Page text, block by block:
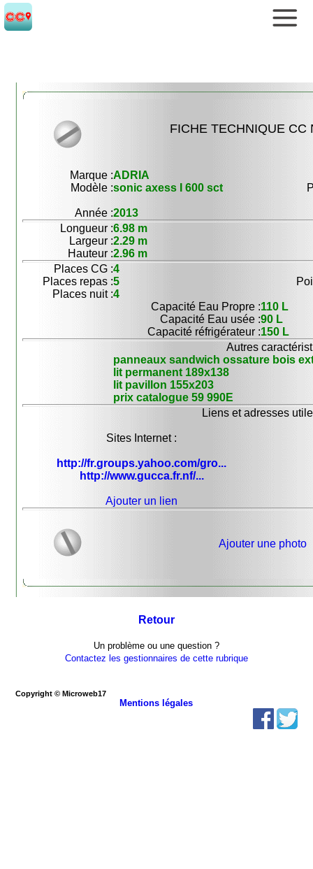
FICHE TECHNIQUE CC
Marque :ADRIA
Modèle :sonic axess I 600 sct
Année :2013
Longueur :6.98 m
Largeur :2.29 m
Hauteur :2.96 m
Places CG :4
Places repas :5
Places nuit :4
Capacité Eau Propre :110 L
Capacité Eau usée :90 L
Capacité réfrigérateur :150 L
Autres
panneaux sandwich ossature bois
lit permanent 189x138
lit pavillon 155x203
prix catalogue 59 990E
Liens et adresses
Sites Internet :
http://fr.groups.yahoo.com/gro...
http://www.gucca.fr.nf/...
Ajouter un lien
Ajouter une photo
Retour
Un problème ou une question ?
Contactez les gestionnaires de cette rubrique
Copyright © Microweb17
Mentions légales